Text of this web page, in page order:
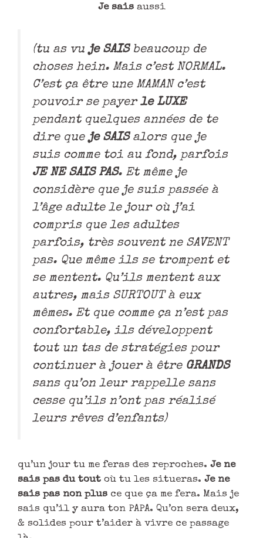
Je saisaussi
(tu as vuje SAISbeaucoup de
choses hein. Mais c’est NORMAL.
C’est ça être une MAMAN c’est
pouvoir se payer le LUXE
pendant quelques années de te
dire queje SAISalors que je
suis comme toi au fond, parfois
JE NE SAIS PAS. Et même je
considère que je suis passée à
l’âge adulte le jour où j’ai
compris que les adultes
parfois, très souvent ne SAVENT
pas. Que même ils se trompent et
se mentent. Qu’ils mentent aux
autres, mais SURTOUT à eux
mêmes. Et que comme ça n’est pas
confortable, ils développent
tout un tas de stratégies pour
continuer à jouer à être GRANDS
sans qu’on leur rappelle sans
cesse qu’ils n’ont pas réalisé
leurs rêves d’enfants)
qu’un jour tu me feras des reproches. Je ne
sais pas du tout où tu les situeras. Je ne
sais pas non plus ce que ça me fera. Mais je
sais qu’il y aura ton PAPA. Qu’on sera deux,
& solides pour t’aider à vivre ce passage